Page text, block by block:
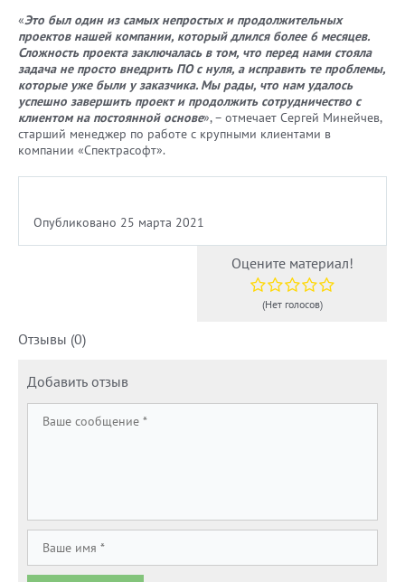
«Это был один из самых непростых и продолжительных
проектов нашей компании, который длился более 6 месяцев.
Сложность проекта заключалась в том, что перед нами стояла
задача не просто внедрить ПО с нуля, а исправить те проблемы,
которые уже были у заказчика. Мы рады, что нам удалось
успешно завершить проект и продолжить сотрудничество с
клиентом на постоянной основе», – отмечает Сергей Минейчев,
старший менеджер по работе с крупными клиентами в
компании «Спектрасофт».
Опубликовано 25 марта 2021
Оцените материал!
(Нет голосов)
Отзывы (0)
Добавить отзыв